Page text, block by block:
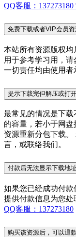
QQ客服：137273180
免费下载或者VIP会员
本站所有资源版权
用于参考学习用，请
一切责任均由使用者
提示下载完但解压或打
最常见的情况是下
的容量，若小于网
资源重新分包下载
言，或联络我们。
付款后无法显示下载地
如果您已经成功付
提供付款信息为您处
QQ客服：137273180
购买该资源后，可以退